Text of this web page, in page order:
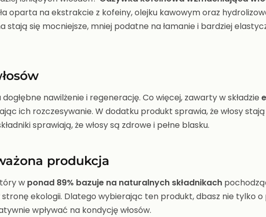
oparta na ekstrakcie z kofeiny, olejku kawowym oraz
stają się mocniejsze, mniej podatne na łamanie i bardziej
nawilżenie i regenerację. Co więcej, zawarty w składzie
ich rozczesywanie. W dodatku produkt sprawia, że włosy
sprawiają, że włosy są zdrowe i pełne blasku.
produkcja
w ponad 89% bazuje na naturalnych składnikach
ekologii. Dlatego wybierając ten produkt, dbasz nie tylko o
wpływać na kondycję włosów.